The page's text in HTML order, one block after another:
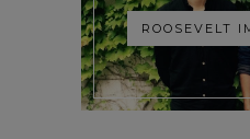
ROOSEVELT